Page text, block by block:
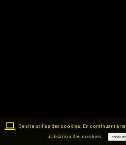
Ce site utilise des cookies. En continuant à
utilisation des cookies.
choix